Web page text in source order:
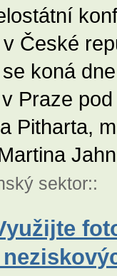
České
koná
Praze
Pitharta,
sektor::